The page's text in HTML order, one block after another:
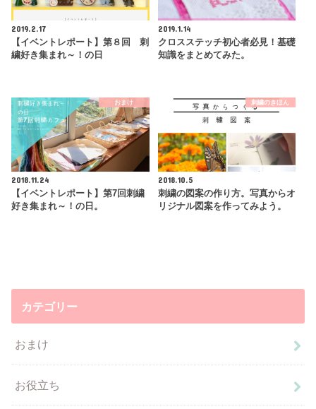
2019.2.17
【イベントレポート】第８回 刺
繍好き集まれ～！の日
2019.1.14
クロスステッチ初心者必見！基礎
知識をまとめてみた。
おまけ
2018.11.24
【イベントレポート】第7回刺繍
好き集まれ～！の日。
刺繍のきほん
2018.10.5
刺繍の図案の作り方。写真からオ
リジナル図案を作ってみよう。
カテゴリー
おまけ
お役立ち